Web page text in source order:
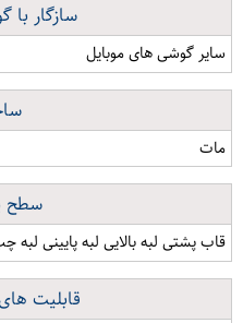
سازگار با
سایر گوشی های موبایل
مات
سطح
قاب پشتی لبه بالایی لبه پایینی
قابلیت